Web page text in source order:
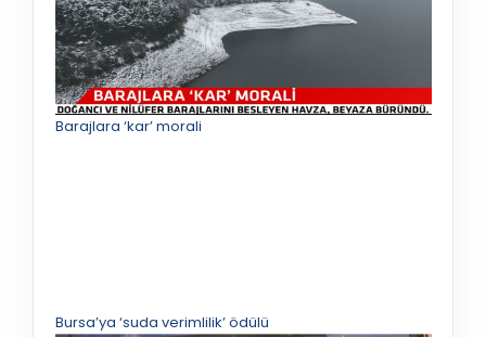
Barajlara ‘kar’ morali
Bursa’ya ‘suda verimlilik’ ödülü